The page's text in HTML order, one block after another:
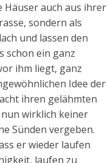
Häuser auch aus ihrer
sondern als
und lassen den
schon ein ganz
ihm liegt, ganz
Idee der
ihren gelähmten
wirklich keiner
Sünden vergeben.
er wieder laufen
laufen zu